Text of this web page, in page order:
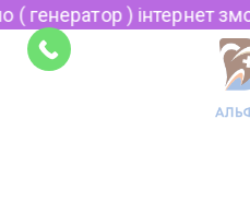
змога звʼязку по